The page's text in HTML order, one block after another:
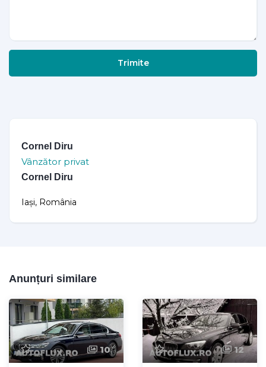
Trimite
Cornel Diru
Vânzător privat
Cornel Diru
Iași, România
Anunțuri similare
10 12